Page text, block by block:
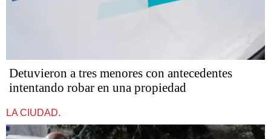
Detuvieron a tres menores con antecedentes
intentando robar en una propiedad
LA CIUDAD.